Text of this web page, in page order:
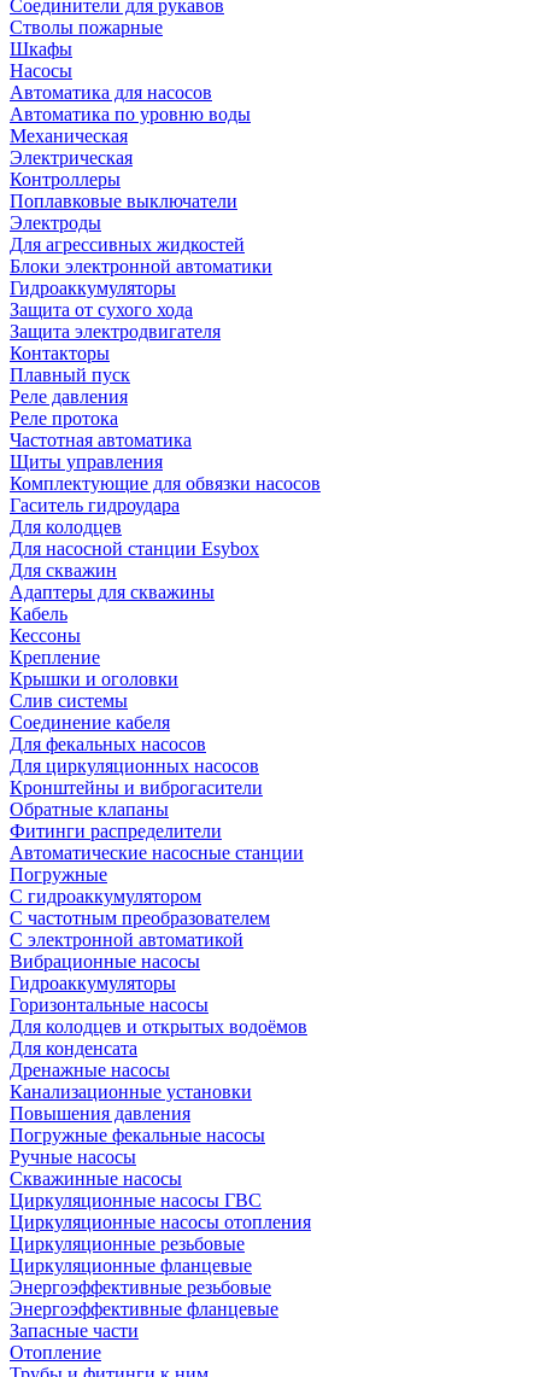
Соединители для рукавов
Стволы пожарные
Шкафы
Насосы
Автоматика для насосов
Автоматика по уровню воды
Механическая
Электрическая
Контроллеры
Поплавковые выключатели
Электроды
Для агрессивных жидкостей
Блоки электронной автоматики
Гидроаккумуляторы
Защита от сухого хода
Защита электродвигателя
Контакторы
Плавный пуск
Реле давления
Реле протока
Частотная автоматика
Щиты управления
Комплектующие для обвязки насосов
Гаситель гидроудара
Для колодцев
Для насосной станции Esybox
Для скважин
Адаптеры для скважины
Кабель
Кессоны
Крепление
Крышки и оголовки
Слив системы
Соединение кабеля
Для фекальных насосов
Для циркуляционных насосов
Кронштейны и виброгасители
Обратные клапаны
Фитинги распределители
Автоматические насосные станции
Погружные
С гидроаккумулятором
С частотным преобразователем
С электронной автоматикой
Вибрационные насосы
Гидроаккумуляторы
Горизонтальные насосы
Для колодцев и открытых водоёмов
Для конденсата
Дренажные насосы
Канализационные установки
Повышения давления
Погружные фекальные насосы
Ручные насосы
Скважинные насосы
Циркуляционные насосы ГВС
Циркуляционные насосы отопления
Циркуляционные резьбовые
Циркуляционные фланцевые
Энергоэффективные резьбовые
Энергоэффективные фланцевые
Запасные части
Отопление